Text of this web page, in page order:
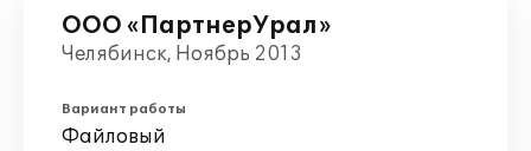
ООО «ПартнерУрал»
Челябинск, Ноябрь 2013
Вариант работы
Файловый